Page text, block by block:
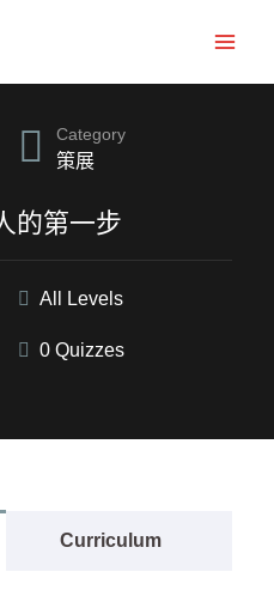
Category
策展
的第一步
All Levels
0 Quizzes
Curriculum